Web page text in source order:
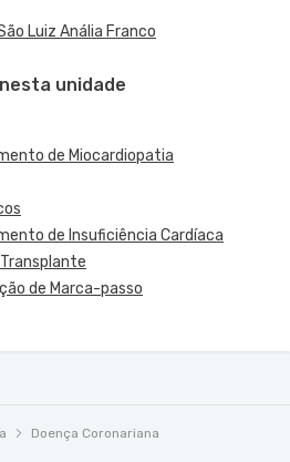
Luiz Anália Franco
unidade
de Miocardiopatia
de Insuficiência Cardíaca
de Marca-passo
Doença Coronariana